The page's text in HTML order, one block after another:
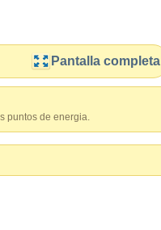
Pantalla completa
puntos de energia.